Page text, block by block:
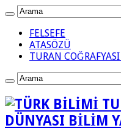
FELSEFE
ATASÖZÜ
TURAN